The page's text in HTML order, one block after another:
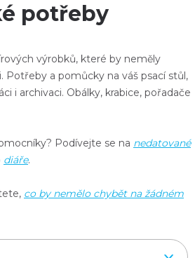
potřeby
výrobků, které by neměly
Potřeby a pomůcky na váš psací stůl,
i archivaci. Obálky, krabice, pořadače
Podívejte se na nedatované
diáře.
co by nemělo chybět na žádném